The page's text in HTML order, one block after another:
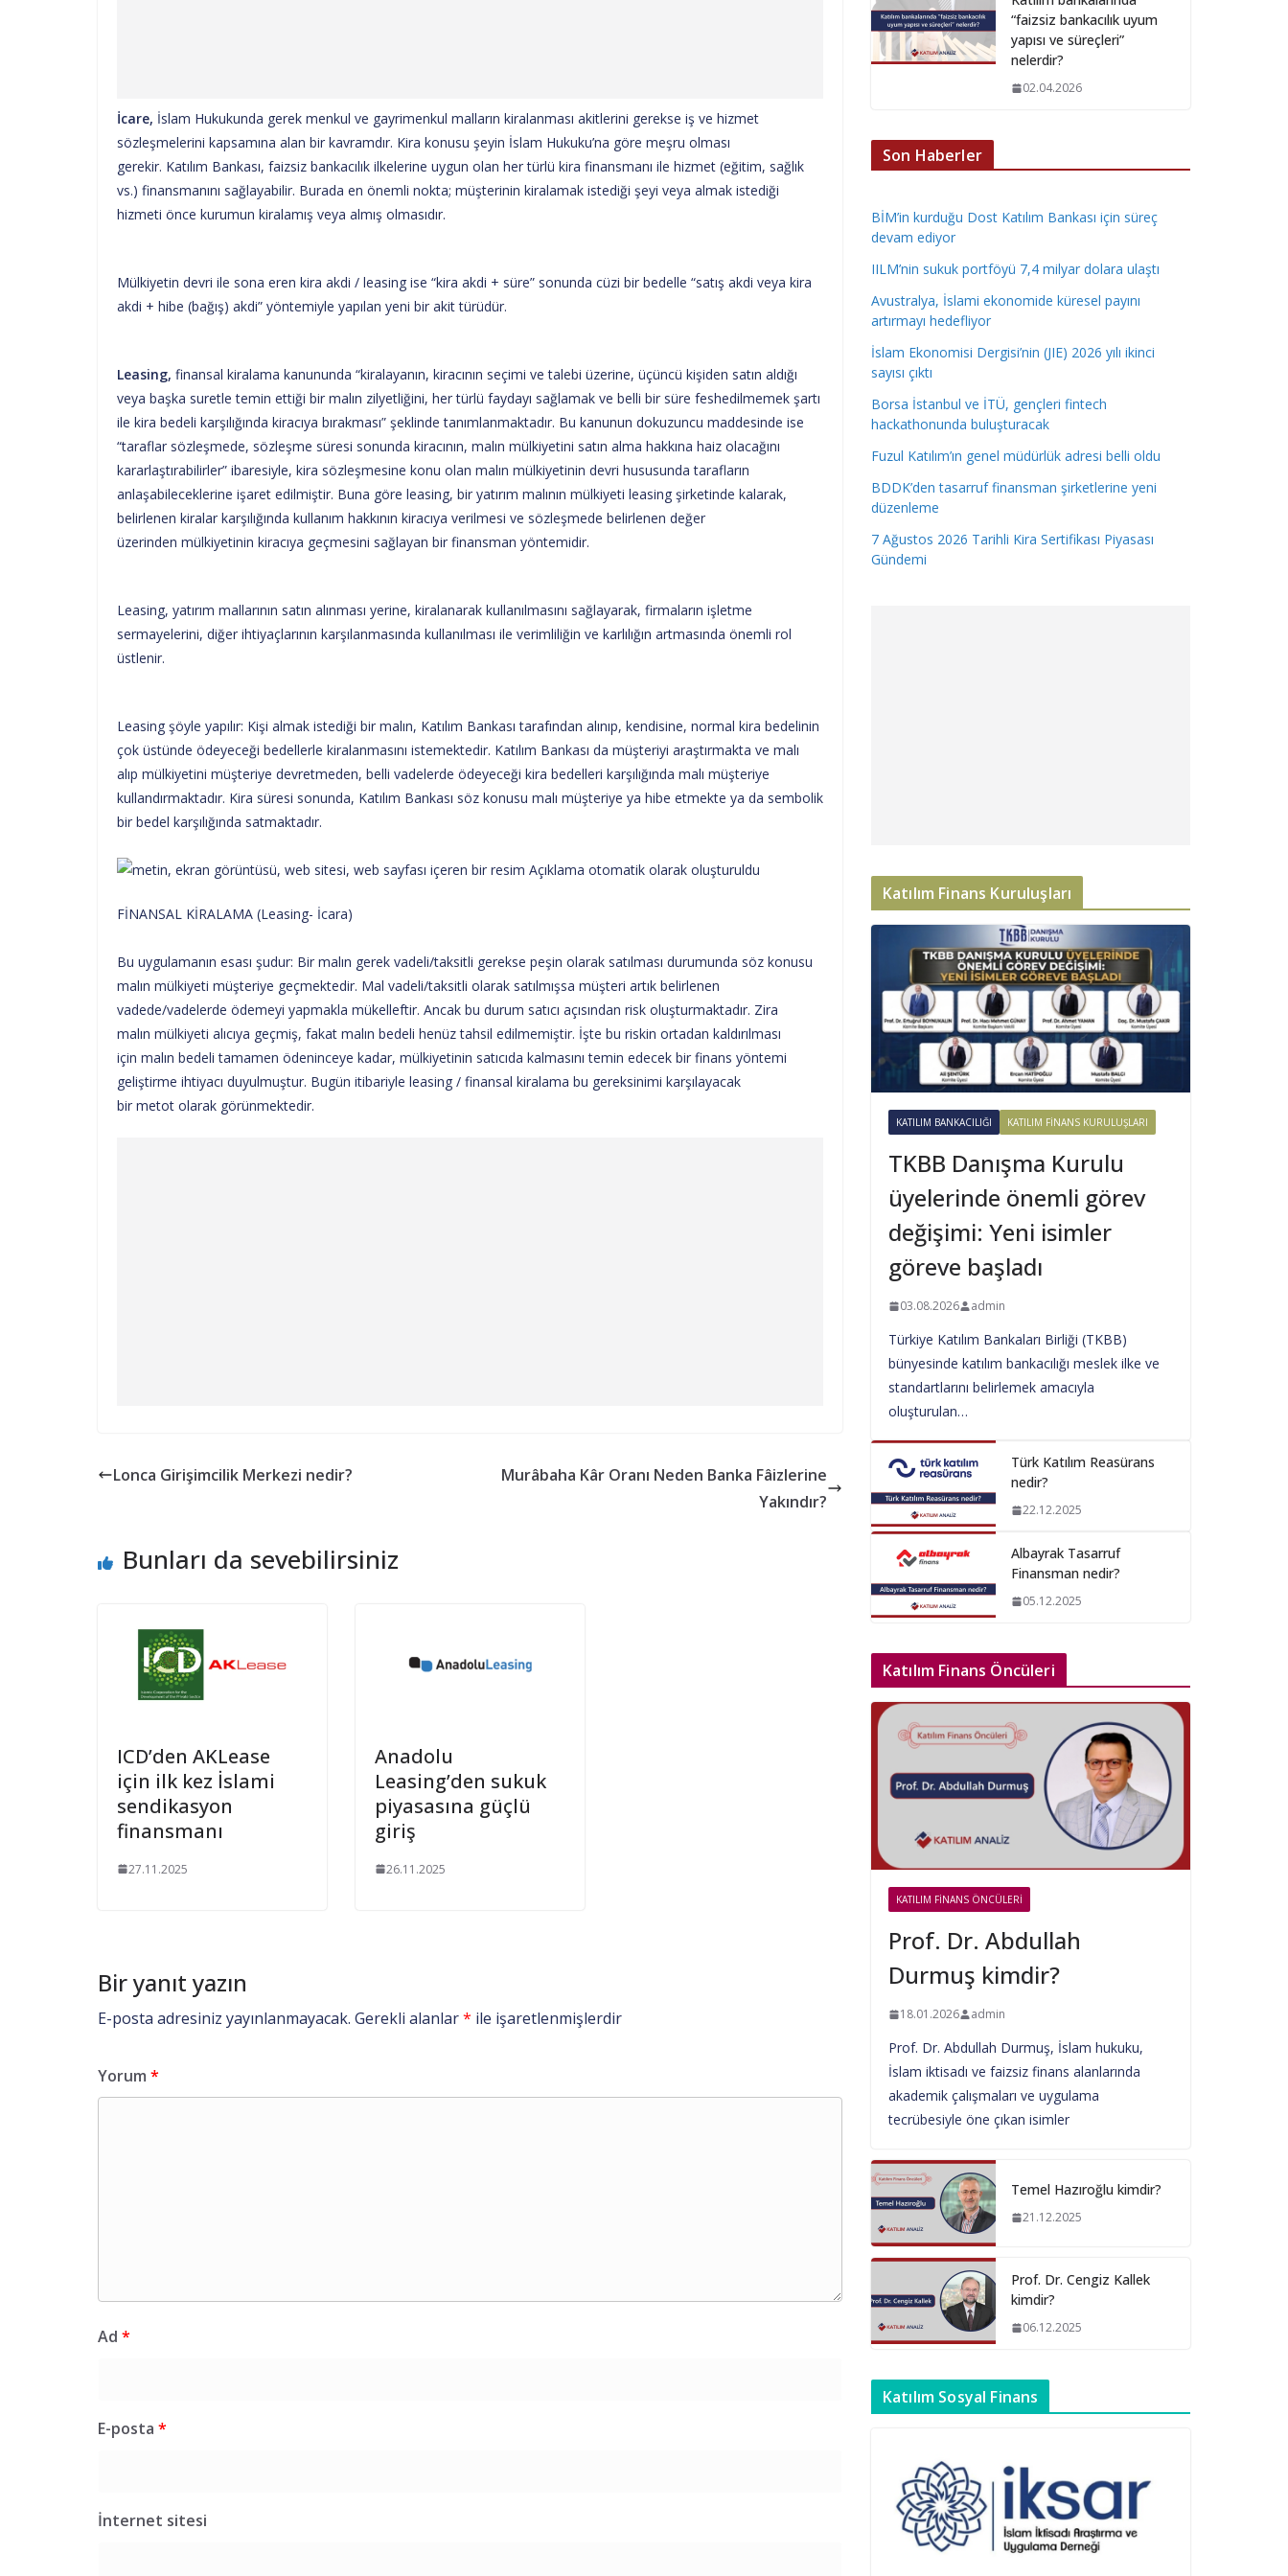
İcare, İslam Hukukunda gerek menkul ve gayrimenkul malların kiralanması akitlerini gerekse iş ve hizmet
sözleşmelerini kapsamına alan bir kavramdır. Kira konusu şeyin İslam Hukuku’na göre meşru olması
gerekir. Katılım Bankası, faizsiz bankacılık ilkelerine uygun olan her türlü kira finansmanı ile hizmet (eğitim, sağlık
vs.) finansmanını sağlayabilir. Burada en önemli nokta; müşterinin kiralamak istediği şeyi veya almak istediği
hizmeti önce kurumun kiralamış veya almış olmasıdır.
Mülkiyetin devri ile sona eren kira akdi / leasing ise “kira akdi + süre” sonunda cüzi bir bedelle “satış akdi veya kira
akdi + hibe (bağış) akdi” yöntemiyle yapılan yeni bir akit türüdür.
Leasing, finansal kiralama kanununda “kiralayanın, kiracının seçimi ve talebi üzerine, üçüncü kişiden satın aldığı
veya başka suretle temin ettiği bir malın zilyetliğini, her türlü faydayı sağlamak ve belli bir süre feshedilmemek şartı
ile kira bedeli karşılığında kiracıya bırakması” şeklinde tanımlanmaktadır. Bu kanunun dokuzuncu maddesinde ise
“taraflar sözleşmede, sözleşme süresi sonunda kiracının, malın mülkiyetini satın alma hakkına haiz olacağını
kararlaştırabilirler” ibaresiyle, kira sözleşmesine konu olan malın mülkiyetinin devri hususunda tarafların
anlaşabileceklerine işaret edilmiştir. Buna göre leasing, bir yatırım malının mülkiyeti leasing şirketinde kalarak,
belirlenen kiralar karşılığında kullanım hakkının kiracıya verilmesi ve sözleşmede belirlenen değer
üzerinden mülkiyetinin kiracıya geçmesini sağlayan bir finansman yöntemidir.
Leasing, yatırım mallarının satın alınması yerine, kiralanarak kullanılmasını sağlayarak, firmaların işletme
sermayelerini, diğer ihtiyaçlarının karşılanmasında kullanılması ile verimliliğin ve karlılığın artmasında önemli rol
üstlenir.
Leasing şöyle yapılır: Kişi almak istediği bir malın, Katılım Bankası tarafından alınıp, kendisine, normal kira bedelinin
çok üstünde ödeyeceği bedellerle kiralanmasını istemektedir. Katılım Bankası da müşteriyi araştırmakta ve malı
alıp mülkiyetini müşteriye devretmeden, belli vadelerde ödeyeceği kira bedelleri karşılığında malı müşteriye
kullandırmaktadır. Kira süresi sonunda, Katılım Bankası söz konusu malı müşteriye ya hibe etmekte ya da sembolik
bir bedel karşılığında satmaktadır.
FİNANSAL KİRALAMA (Leasing- İcara)
Bu uygulamanın esası şudur: Bir malın gerek vadeli/taksitli gerekse peşin olarak satılması durumunda söz konusu
malın mülkiyeti müşteriye geçmektedir. Mal vadeli/taksitli olarak satılmışsa müşteri artık belirlenen
vadede/vadelerde ödemeyi yapmakla mükelleftir. Ancak bu durum satıcı açısından risk oluşturmaktadır. Zira
malın mülkiyeti alıcıya geçmiş, fakat malın bedeli henüz tahsil edilmemiştir. İşte bu riskin ortadan kaldırılması
için malın bedeli tamamen ödeninceye kadar, mülkiyetinin satıcıda kalmasını temin edecek bir finans yöntemi
geliştirme ihtiyacı duyulmuştur. Bugün itibariyle leasing / finansal kiralama bu gereksinimi karşılayacak
bir metot olarak görünmektedir.
Lonca Girişimcilik Merkezi nedir?
Murâbaha Kâr Oranı Neden Banka Fâizlerine
Yakındır?
Bunları da sevebilirsiniz
ICD’den AKLease
için ilk kez İslami
sendikasyon
finansmanı
27.11.2025
Anadolu
Leasing’den sukuk
piyasasına güçlü
giriş
26.11.2025
Bir yanıt yazın
E-posta adresiniz yayınlanmayacak. Gerekli alanlar* ile işaretlenmişlerdir
Yorum *
Ad *
E-posta *
İnternet sitesi
“faizsiz bankacılık uyum
yapısı ve süreçleri”
nelerdir?
02.04.2026
Son Haberler
BİM’in kurduğu Dost Katılım Bankası için süreç
devam ediyor
IILM’nin sukuk portföyü 7,4 milyar dolara ulaştı
Avustralya, İslami ekonomide küresel payını
artırmayı hedefliyor
İslam Ekonomisi Dergisi’nin (JIE) 2026 yılı ikinci
sayısı çıktı
Borsa İstanbul ve İTÜ, gençleri fintech
hackathonunda buluşturacak
Fuzul Katılım’ın genel müdürlük adresi belli oldu
BDDK’den tasarruf finansman şirketlerine yeni
düzenleme
7 Ağustos 2026 Tarihli Kira Sertifikası Piyasası
Gündemi
Katılım Finans Kuruluşları
KATILIM BANKACILIĞI KATILIM FINANS KURULUŞLARI
TKBB Danışma Kurulu
üyelerinde önemli görev
değişimi: Yeni isimler
göreve başladı
03.08.2026 admin
Türkiye Katılım Bankaları Birliği (TKBB)
bünyesinde katılım bankacılığı meslek ilke ve
standartlarını belirlemek amacıyla
oluşturulan…
Türk Katılım Reasürans
nedir?
22.12.2025
Albayrak Tasarruf
Finansman nedir?
05.12.2025
Katılım Finans Öncüleri
KATILIM FINANS ÖNCÜLERI
Prof. Dr. Abdullah
Durmuş kimdir?
18.01.2026 admin
Prof. Dr. Abdullah Durmuş, İslam hukuku,
İslam iktisadı ve faizsiz finans alanlarında
akademik çalışmaları ve uygulama
tecrübesiyle öne çıkan isimler
Temel Hazıroğlu kimdir?
21.12.2025
Prof. Dr. Cengiz Kallek
kimdir?
06.12.2025
Katılım Sosyal Finans